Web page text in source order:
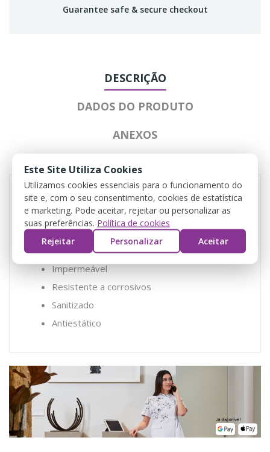
Guarantee safe & secure checkout
DESCRIÇÃO
DADOS DO PRODUTO
ANEXOS
COMENTÁRIOS
Antideslizante
Lavavel
Respirável
Impermeável
Resistente a corrosivos
Sanitizado
Antiestático
Este Site Utiliza Cookies
Utilizamos cookies essenciais para o funcionamento do
site e, com o seu consentimento, cookies de estatística
e marketing. Pode aceitar, rejeitar ou personalizar as
suas preferências. Política de cookies
Rejeitar
Personalizar Aceitar